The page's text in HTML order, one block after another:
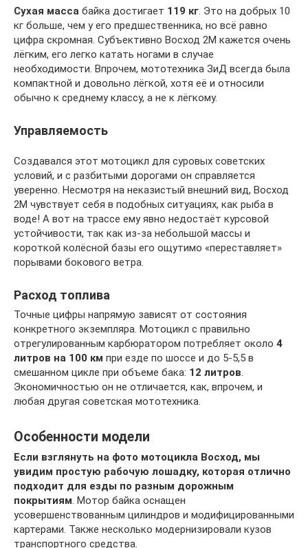
Сухая масса байка достигает 119 кг. Это на добрых 10
кг больше, чем у его предшественника, но всё равно
цифра скромная. Субъективно Восход 2М кажется очень
лёгким, его легко катать ногами в случае
необходимости. Впрочем, мототехника ЗиД всегда была
компактной и довольно лёгкой, хотя её и относили
обычно к среднему классу, а не к лёгкому.
Управляемость
Создавался этот мотоцикл для суровых советских
условий, и с разбитыми дорогами он справляется
уверенно. Несмотря на неказистый внешний вид, Восход
2М чувствует себя в подобных ситуациях, как рыба в
воде! А вот на трассе ему явно недостаёт курсовой
устойчивости, так как из-за небольшой массы и
короткой колёсной базы его ощутимо «переставляет»
порывами бокового ветра.
Расход топлива
Точные цифры напрямую зависят от состояния
конкретного экземпляра. Мотоцикл с правильно
отрегулированным карбюратором потребляет около 4
литров на 100 км при езде по шоссе и до 5-5,5 в
смешанном цикле при объеме бака: 12 литров.
Экономичностью он не отличается, как, впрочем, и
любая другая советская мототехника.
Особенности модели
Если взглянуть на фото мотоцикла Восход, мы
увидим простую рабочую лошадку, которая отлично
подходит для езды по разным дорожным
покрытиям. Мотор байка оснащен
усовершенствованным цилиндров и модифицированными
картерами. Также несколько модернизировали кузов
транспортного средства.